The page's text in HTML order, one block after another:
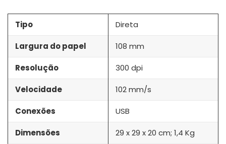
Tipo Direta
Largura do papel 108 mm
Resolução 300 dpi
Velocidade 102 mm/s
Conexões USB
Dimensões 29 x 29 x 20 cm; 1,4 Kg